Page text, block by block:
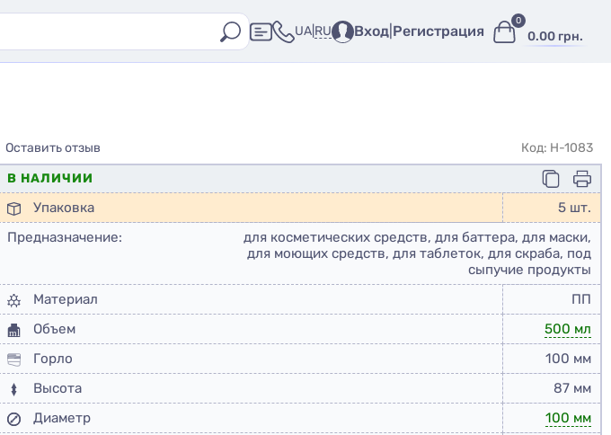
UA RU Вход Регистрация 0.00 грн.
0
Оставить отзыв
Код: H-1083
В НАЛИЧИИ
Упаковка
5 шт.
Предназначение:
для косметических средств, для баттера, для маски,
для моющих средств, для таблеток, для скраба, под
сыпучие продукты
Материал
ПП
Объем
500 мл
Горло
100 мм
Высота
87 мм
Диаметр
100 мм